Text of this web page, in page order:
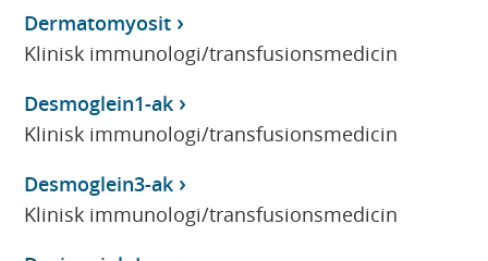
Dermatomyosit
Klinisk immunologi/transfusionsmedicin
Desmoglein1-ak
Klinisk immunologi/transfusionsmedicin
Desmoglein3-ak
Klinisk immunologi/transfusionsmedicin